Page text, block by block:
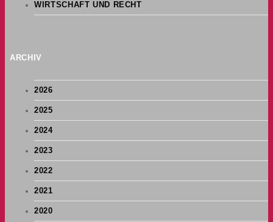
WIRTSCHAFT UND RECHT
ARCHIV
2026
2025
2024
2023
2022
2021
2020